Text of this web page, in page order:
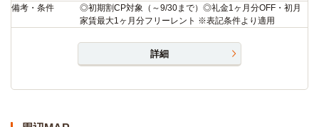
備考・条件
◎初期割CP対象（～9/30まで）◎礼金1ヶ月分OFF・初月
家賃最大1ヶ月分フリーレント ※表記条件より適用
詳細